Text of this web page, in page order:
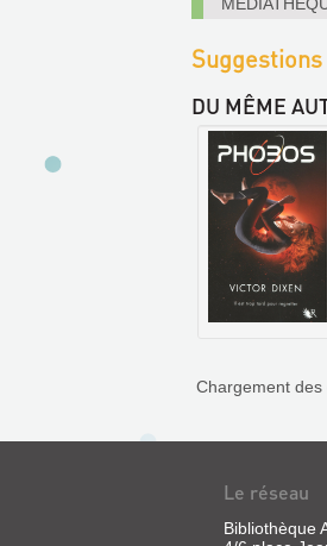
Suggestions
DU MÊME
VAMPYRIA.
LE
Chargement des
Le réseau
Bibliothèque